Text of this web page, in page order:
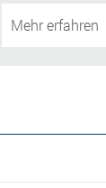
Mehr erfahren